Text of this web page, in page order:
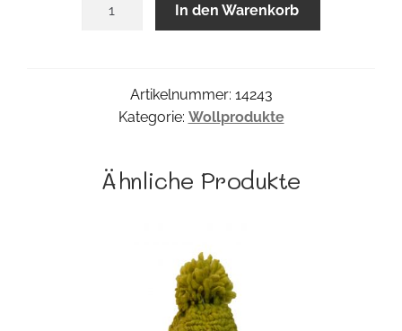
In den Warenkorb
Artikelnummer: 14243
Kategorie: Wollprodukte
Ähnliche Produkte